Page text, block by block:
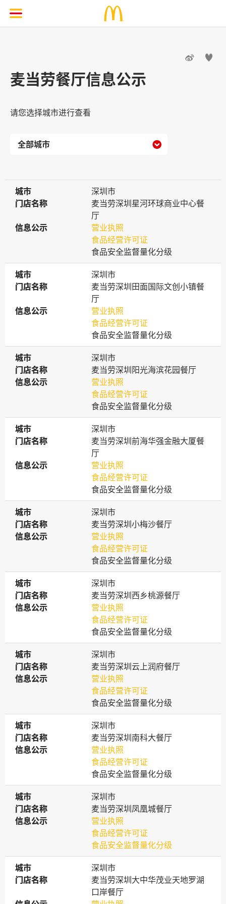
 
麦当劳餐厅信息公示
请您选择城市进行查看

城市
城市
深圳市
门店名称
门店名称
麦当劳深圳星河环球商业中心餐
厅
信息公示
信息公示
营业执照
食品经营许可证
食品安全监督量化分级
城市
城市
深圳市
门店名称
门店名称
麦当劳深圳田面国际文创小镇餐
厅
信息公示
信息公示
营业执照
食品经营许可证
食品安全监督量化分级
城市
城市
深圳市
门店名称
门店名称
麦当劳深圳阳光海滨花园餐厅
信息公示
信息公示
营业执照
食品经营许可证
食品安全监督量化分级
城市
城市
深圳市
门店名称
门店名称
麦当劳深圳前海华强金融大厦餐
厅
信息公示
信息公示
营业执照
食品经营许可证
食品安全监督量化分级
城市
城市
深圳市
门店名称
门店名称
麦当劳深圳小梅沙餐厅
信息公示
信息公示
营业执照
食品经营许可证
食品安全监督量化分级
城市
城市
深圳市
门店名称
门店名称
麦当劳深圳西乡桃源餐厅
信息公示
信息公示
营业执照
食品经营许可证
食品安全监督量化分级
城市
城市
深圳市
门店名称
门店名称
麦当劳深圳云上润府餐厅
信息公示
信息公示
营业执照
食品经营许可证
食品安全监督量化分级
城市
城市
深圳市
门店名称
门店名称
麦当劳深圳南科大餐厅
信息公示
信息公示
营业执照
食品经营许可证
食品安全监督量化分级
城市
城市
深圳市
门店名称
门店名称
麦当劳深圳凤凰城餐厅
信息公示
信息公示
营业执照
食品经营许可证
食品安全监督量化分级
城市
城市
深圳市
门店名称
门店名称
麦当劳深圳大中华茂业天地罗湖
口岸餐厅